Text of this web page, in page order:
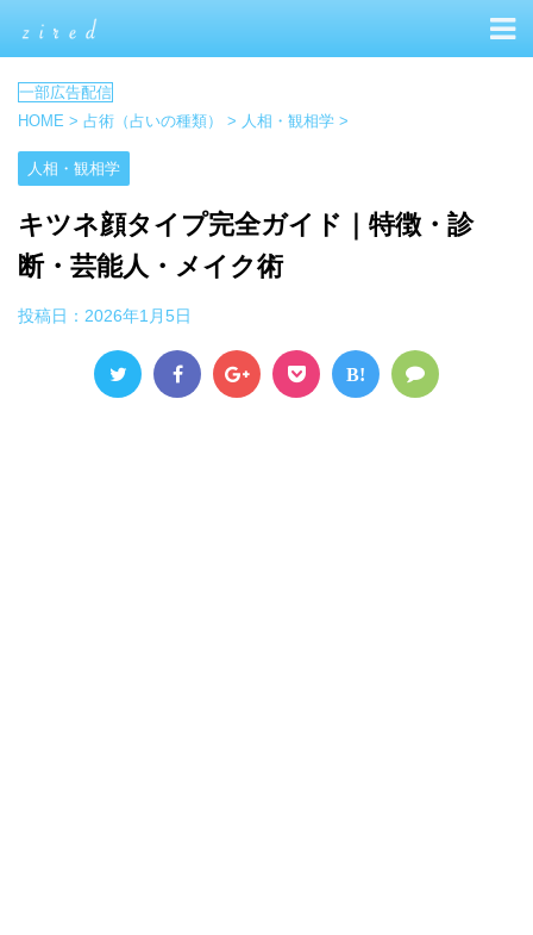
HOME > 占術（占いの種類） > 人相・観相学 >
人相・観相学
キツネ顔タイプ完全ガイド｜特徴・診
断・芸能人・メイク術
投稿日： 2026年1月5日
B!